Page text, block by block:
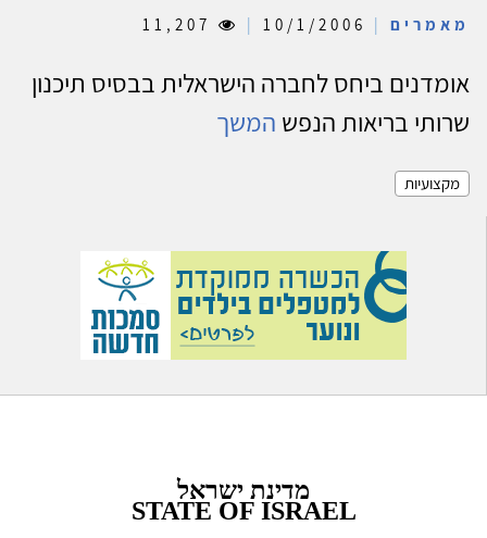
מאמרים |
|
אומדנים ביחס לחברה הישראלית בבסיס תיכנון
שרותי בריאות הנפש המשך
מקצועיות
מדינת ישראל
STATE OF ISRAEL